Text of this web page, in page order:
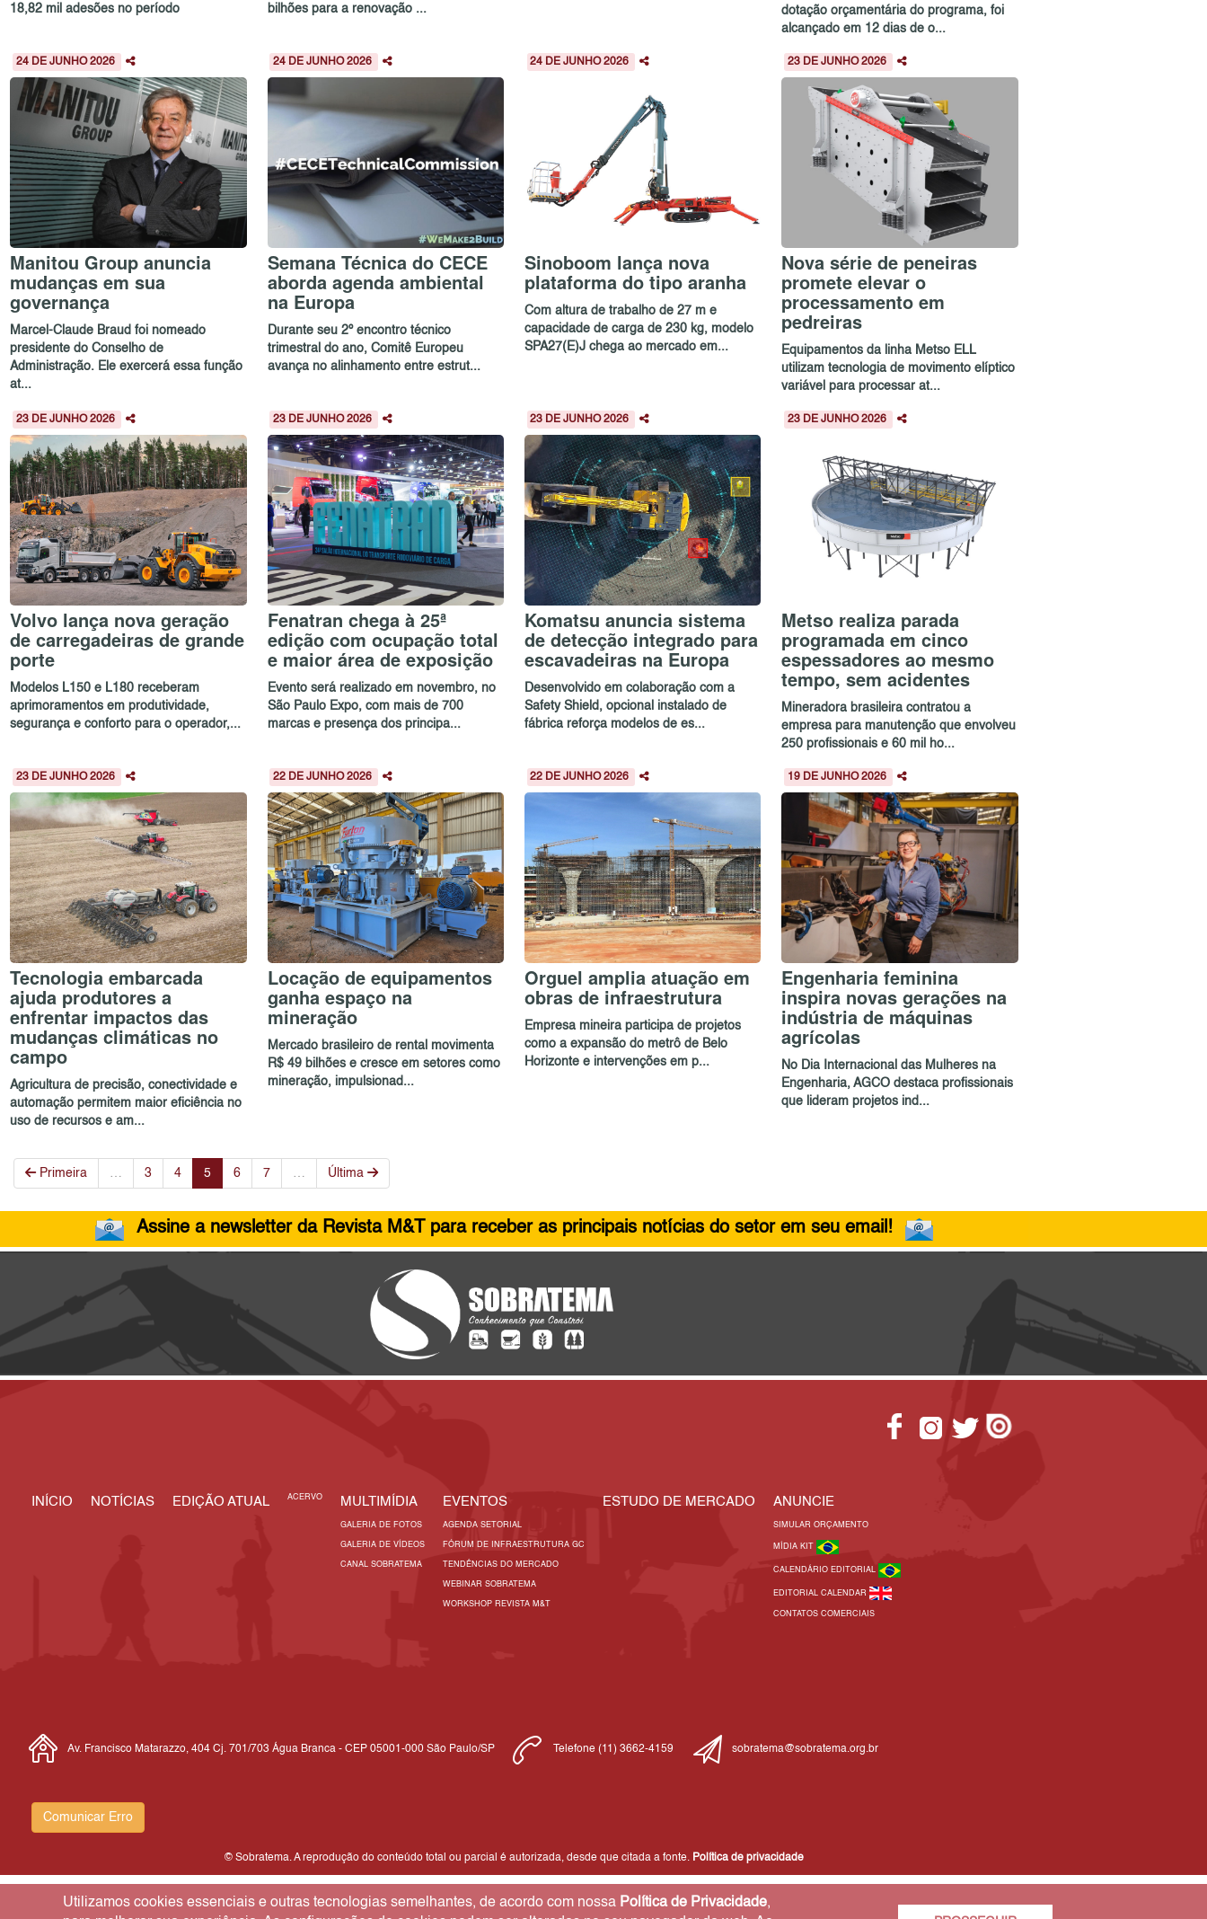
18,82 mil adesões no período
bilhões para a renovação ...
dotação orçamentária do programa, foi
alcançado em 12 dias de o...
24 DE JUNHO 2026
Manitou Group anuncia
mudanças em sua
governança
Marcel-Claude Braud foi nomeado
presidente do Conselho de
Administração. Ele exercerá essa função
at...
24 DE JUNHO 2026
Semana Técnica do CECE
aborda agenda ambiental
na Europa
Durante seu 2º encontro técnico
trimestral do ano, Comitê Europeu
avança no alinhamento entre estrut...
24 DE JUNHO 2026
Sinoboom lança nova
plataforma do tipo aranha
Com altura de trabalho de 27 m e
capacidade de carga de 230 kg, modelo
SPA27(E)J chega ao mercado em...
23 DE JUNHO 2026
Nova série de peneiras
promete elevar o
processamento em
pedreiras
Equipamentos da linha Metso ELL
utilizam tecnologia de movimento elíptico
variável para processar at...
23 DE JUNHO 2026
Volvo lança nova geração
de carregadeiras de grande
porte
Modelos L150 e L180 receberam
aprimoramentos em produtividade,
segurança e conforto para o operador,...
23 DE JUNHO 2026
Fenatran chega à 25ª
edição com ocupação total
e maior área de exposição
Evento será realizado em novembro, no
São Paulo Expo, com mais de 700
marcas e presença dos principa...
23 DE JUNHO 2026
Komatsu anuncia sistema
de detecção integrado para
escavadeiras na Europa
Desenvolvido em colaboração com a
Safety Shield, opcional instalado de
fábrica reforça modelos de es...
23 DE JUNHO 2026
Metso realiza parada
programada em cinco
espessadores ao mesmo
tempo, sem acidentes
Mineradora brasileira contratou a
empresa para manutenção que envolveu
250 profissionais e 60 mil ho...
23 DE JUNHO 2026
Tecnologia embarcada
ajuda produtores a
enfrentar impactos das
mudanças climáticas no
campo
Agricultura de precisão, conectividade e
automação permitem maior eficiência no
uso de recursos e am...
22 DE JUNHO 2026
Locação de equipamentos
ganha espaço na
mineração
Mercado brasileiro de rental movimenta
R$ 49 bilhões e cresce em setores como
mineração, impulsionad...
22 DE JUNHO 2026
Orguel amplia atuação em
obras de infraestrutura
Empresa mineira participa de projetos
como a expansão do metrô de Belo
Horizonte e intervenções em p...
19 DE JUNHO 2026
Engenharia feminina
inspira novas gerações na
indústria de máquinas
agrícolas
No Dia Internacional das Mulheres na
Engenharia, AGCO destaca profissionais
que lideram projetos ind...
Primeira … 3 4 5 6 7 … Última
Assine a newsletter da Revista M&T para receber as principais notícias do setor em seu email!
INÍCIO NOTÍCIAS EDIÇÃO ATUAL ACERVO MULTIMÍDIA
GALERIA DE FOTOS
GALERIA DE VÍDEOS
CANAL SOBRATEMA
EVENTOS
AGENDA SETORIAL
FÓRUM DE INFRAESTRUTURA GC
TENDÊNCIAS DO MERCADO
WEBINAR SOBRATEMA
WORKSHOP REVISTA M&T
ESTUDO DE MERCADO ANUNCIE
SIMULAR ORÇAMENTO
MÍDIA KIT
CALENDÁRIO EDITORIAL
EDITORIAL CALENDAR
CONTATOS COMERCIAIS
Av. Francisco Matarazzo, 404 Cj. 701/703 Água Branca - CEP 05001-000 São Paulo/SP Telefone (11) 3662-4159 sobratema@sobratema.org.br
Comunicar Erro
© Sobratema. A reprodução do conteúdo total ou parcial é autorizada, desde que citada a fonte. Política de privacidade
Utilizamos cookies essenciais e outras tecnologias semelhantes, de acordo com nossa Política de Privacidade,